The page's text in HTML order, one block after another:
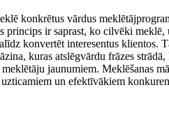
konkrētus vārdus
princips ir saprast, ko cilvēki
konvertēt interesentus klientos.
kuras atslēgvārdu frāzes strādā,
jaunumiem. Meklēšanas
un efektīvākiem